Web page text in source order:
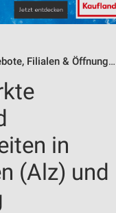
Filialen & Öffnungszeiten
in
(Alz) und